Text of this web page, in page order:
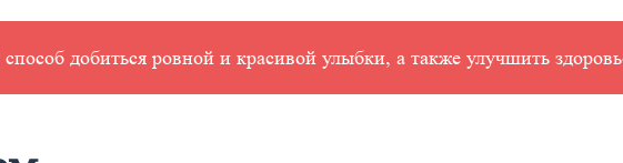
добиться ровной и красивой улыбки, а также улучшить